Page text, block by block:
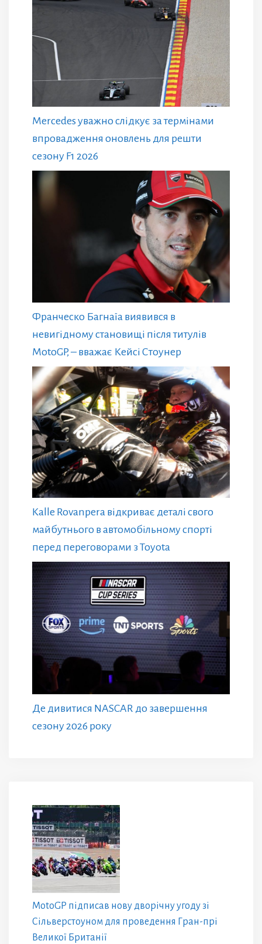
Mercedes уважно слідкує за термінами
впровадження оновлень для решти
сезону F1 2026
Франческо Багнаїа виявився в
невигідному становищі після титулів
MotoGP, – вважає Кейсі Стоунер
Kalle Rovanpera відкриває деталі свого
майбутнього в автомобільному спорті
перед переговорами з Toyota
Де дивитися NASCAR до завершення
сезону 2026 року
MotoGP підписав нову дворічну угоду зі
Сільверстоуном для проведення Гран-прі
Великої Британії